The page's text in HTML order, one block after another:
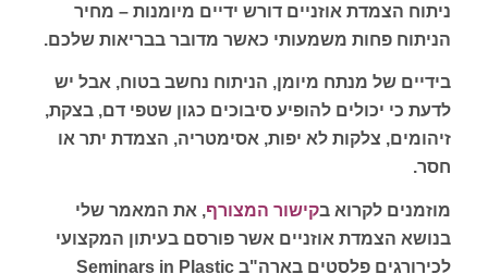
ניתוח הצמדת אוזניים דורש ידיים מיומנות – מחיר
הניתוח פחות משמעותי כאשר מדובר בבריאות שלכם.
בידיים של מנתח מיומן, הניתוח נחשב בטוח, אבל יש
לדעת כי יכולים להופיע סיבוכים כגון שטפי דם, בצקת,
זיהומים, צלקות לא יפות, אסימטריה, הצמדת יתר או
חסר.
מוזמנים לקרוא בקישור המצורף, את המאמר שלי
בנושא הצמדת אוזניים אשר פורסם בעיתון המקצועי
לכירורגים פלסטים בארה"ב Seminars in Plastic